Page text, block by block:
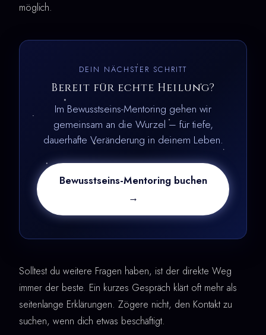
möglich.
DEIN NÄCHSTER SCHRITT
Bereit für echte Heilung?
Im Bewusstseins-Mentoring gehen wir
gemeinsam an die Wurzel – für tiefe,
dauerhafte Veränderung in deinem Leben.
Bewusstseins-Mentoring buchen
→
Solltest du weitere Fragen haben, ist der direkte Weg
immer der beste. Ein kurzes Gespräch klärt oft mehr als
seitenlange Erklärungen. Zögere nicht, den Kontakt zu
suchen, wenn dich etwas beschäftigt.